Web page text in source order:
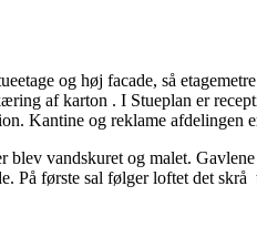
og høj facade, så
af karton . I Stueplan er
Kantine og reklame afdelingen
blev vandskuret og malet.
På første sal følger loftet det